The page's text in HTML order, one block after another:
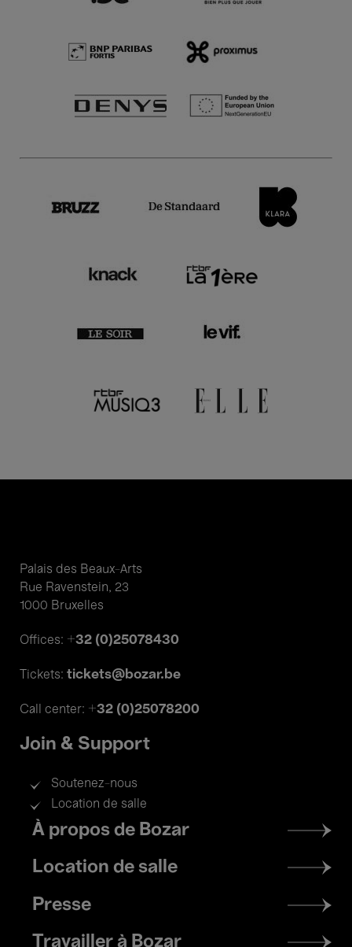
Palais des Beaux-Arts
Rue Ravenstein, 23
1000 Bruxelles
Offices: +32 (0)25078430
Tickets: tickets@bozar.be
Call center: +32 (0)25078200
Join & Support
Soutenez-nous
Location de salle
Footer
menu
À propos de Bozar
Location de salle
Presse
Travailler à Bozar